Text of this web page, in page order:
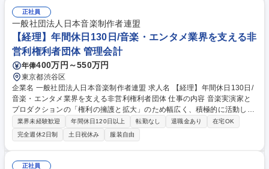
金・買掛金等の債権管理業務■有価証券・固定資産管理、為替ポジション
及び為替予約管理■現地法人の財務面の管理■予算・実績管理、帳簿・証憑
書類の整備・保管 などです。（変更の範囲:当社業務全般） 募集職種 【経
理】平均残業3h/株主は花王・住友化学・ADEKA/創業80年以上の安定商
社
正社員
一般社団法人日本音楽制作者連盟
【経理】年間休日130日/音楽・エンタメ業界を支える非
営利権利者団体 管理会計
年俸400万円～550万円
東京都渋谷区
企業名 一般社団法人日本音楽制作者連盟 求人名 【経理】年間休日130日/
音楽・エンタメ業界を支える非営利権利者団体 仕事の内容 音楽実演家と
プロダクションの「権利の擁護と拡大」のため幅広く、積極的に活動して
いる当団体にて経理総務担当を募集します。 【参考:音制連とは】http://w
ww.fmp.or.jp/about ■伝票起票/データ入力(会計ソフト使用)■小口現金管理
■売掛/買掛金管理■書類ファイリング■決算取りまとめ■税務対応(会計事務
所と協働)■ほか総務業務等。★経理が主業務ですが、総務機能も兼ねる部
署のため、関係者との会合調整等の総務業務も一部お任せします。★当団
業界未経験歓迎 年間休日120日以上 転勤なし 退職金あり
在宅OK
完全週休2日制
土日祝休み 服装自由
正社員